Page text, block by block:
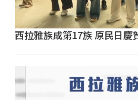
西拉雅族成第17族 原民日慶